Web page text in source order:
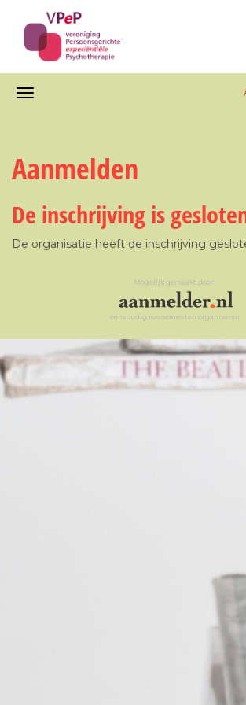
Aanmelden
De inschrijving is
De organisatie heeft de inschrijving
Mogelijk gemaakt door
eenvoudig evenementen organiseren